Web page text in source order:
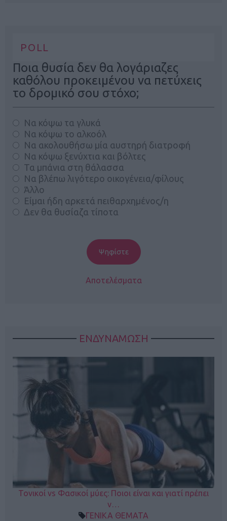
POLL
Ποια θυσία δεν θα λογάριαζες
καθόλου προκειμένου να πετύχεις
το δρομικό σου στόχο;
Να κόψω τα γλυκά
Να κόψω το αλκοόλ
Να ακολουθήσω μία αυστηρή διατροφή
Να κόψω ξενύχτια και βόλτες
Τα μπάνια στη θάλασσα
Να βλέπω λιγότερο οικογένεια/φίλους
Άλλο
Είμαι ήδη αρκετά πειθαρχημένος/η
Δεν θα θυσίαζα τίποτα
Αποτελέσματα
ΕΝΔΥΝΑΜΩΣΗ
Τονικοί vs Φασικοί μύες: Ποιοι είναι και γιατί πρέπει
ν…
ΓΕΝΙΚΑ ΘΕΜΑΤΑ